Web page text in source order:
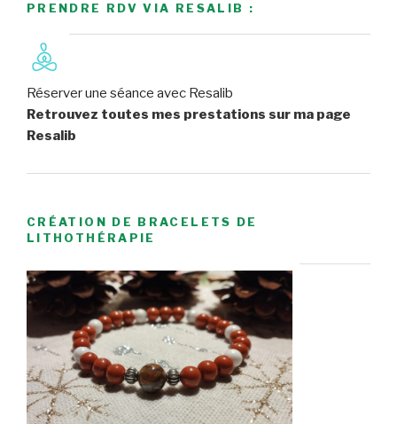
PRENDRE RDV VIA RESALIB :
Réserver une séance avec Resalib
Retrouvez toutes mes prestations sur ma page
Resalib
CRÉATION DE BRACELETS DE
LITHOTHÉRAPIE